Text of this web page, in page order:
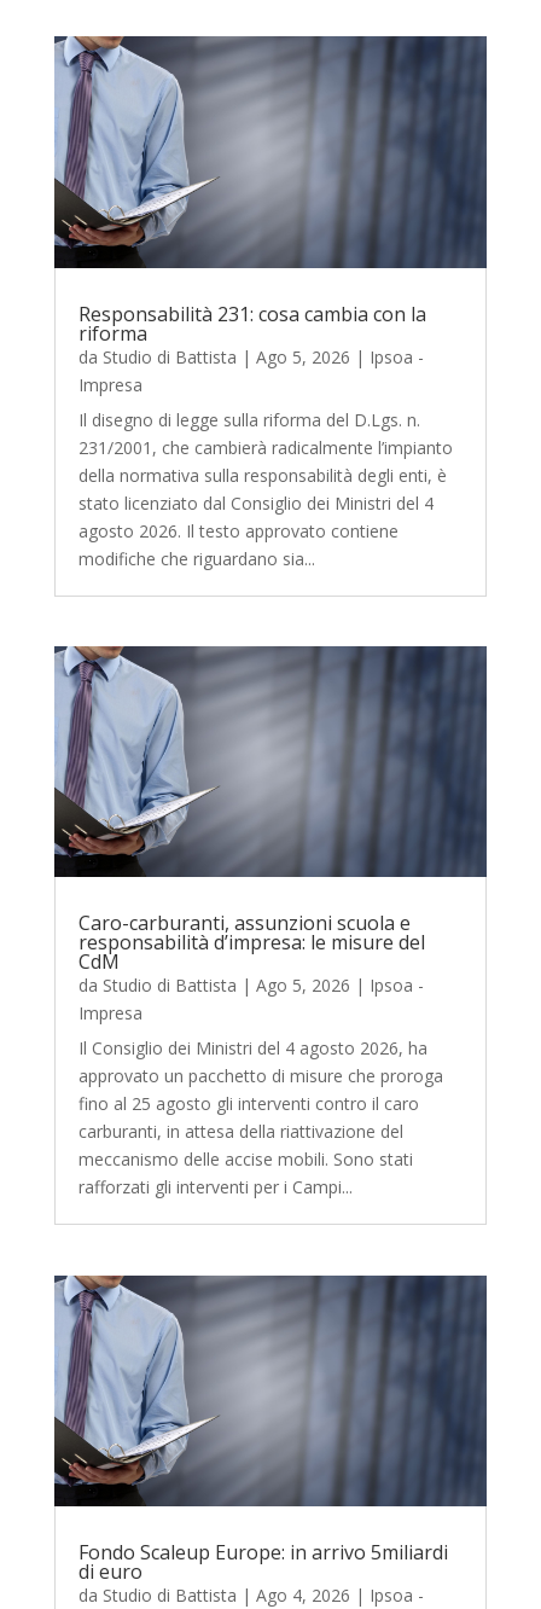
Responsabilità 231: cosa cambia con la
riforma
da Studio di Battista | Ago 5, 2026 | Ipsoa -
Impresa
Il disegno di legge sulla riforma del D.Lgs. n.
231/2001, che cambierà radicalmente l’impianto
della normativa sulla responsabilità degli enti, è
stato licenziato dal Consiglio dei Ministri del 4
agosto 2026. Il testo approvato contiene
modifiche che riguardano sia...
Caro-carburanti, assunzioni scuola e
responsabilità d’impresa: le misure del
CdM
da Studio di Battista | Ago 5, 2026 | Ipsoa -
Impresa
Il Consiglio dei Ministri del 4 agosto 2026, ha
approvato un pacchetto di misure che proroga
fino al 25 agosto gli interventi contro il caro
carburanti, in attesa della riattivazione del
meccanismo delle accise mobili. Sono stati
rafforzati gli interventi per i Campi...
Fondo Scaleup Europe: in arrivo 5miliardi
di euro
da Studio di Battista | Ago 4, 2026 | Ipsoa -